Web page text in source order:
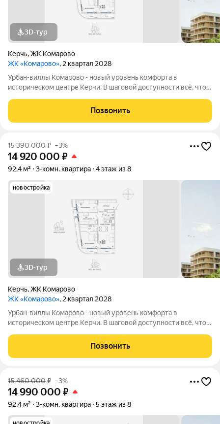
3D-тур
Керчь,ЖК Комарово
ЖК «Комарово», 2 квартал 2028
Урбан-виллы Комарово - новый уровень комфорта в
историческом центре Керчи. В шаговой доступности всё, что
благодаря обилию парковых зон. Прямо под окнами самый
большой ландшафтный парк в
Позвонить
15 390 000₽ –3%
14 920 000 ₽
92,4 м² 3-комн. квартира 4 этаж из 8
новостройка
3D-тур
Керчь,ЖК Комарово
ЖК «Комарово», 2 квартал 2028
Урбан-виллы Комарово - новый уровень комфорта в
историческом центре Керчи. В шаговой доступности всё, что
благодаря обилию парковых зон. Прямо под окнами самый
большой ландшафтный парк в
Позвонить
15 460 000₽ –3%
14 990 000 ₽
92,4 м² 3-комн. квартира 5 этаж из 8